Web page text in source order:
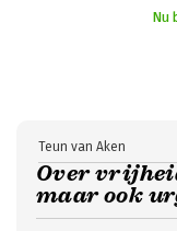
Nu
Over
maar ook
Teun van Aken